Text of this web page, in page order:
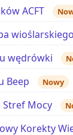
ACFT
wioślarskiego
wędrówki
Beep Nowy
Stref Mocy
Korekty